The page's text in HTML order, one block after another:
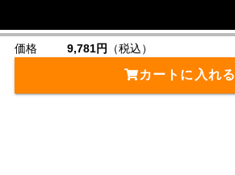
価格 9,781円 （税込）
カートに入れる